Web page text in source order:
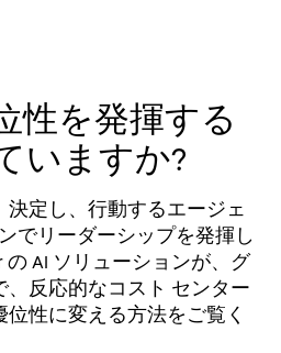
性を発揮する
いますか?
決定し、行動するエージェ
でリーダーシップを発揮し
の AI ソリューションが、グ
、反応的なコスト センター
性に変える方法をご覧く